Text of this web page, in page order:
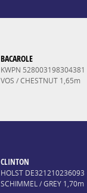
BACAROLE
KWPN 528003198304381
VOS / CHESTNUT 1,65m
CLINTON
HOLST DE321210236093
SCHIMMEL / GREY 1,70m